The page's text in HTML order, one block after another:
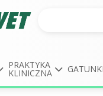
PRAKTYKA
KLINICZNA GATUNKI